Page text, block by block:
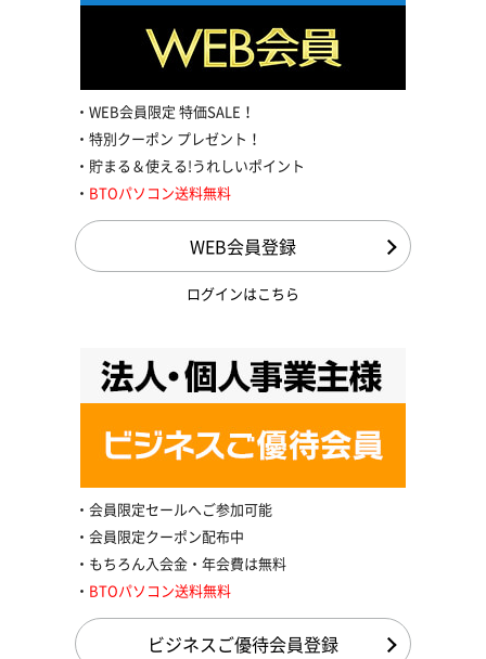
WEB会員限定 特価SALE！
特別クーポン プレゼント！
貯まる＆使える!うれしいポイント
BTOパソコン送料無料
WEB会員登録
ログインはこちら
会員限定セールへご参加可能
会員限定クーポン配布中
もちろん入会金・年会費は無料
BTOパソコン送料無料
ビジネスご優待会員登録